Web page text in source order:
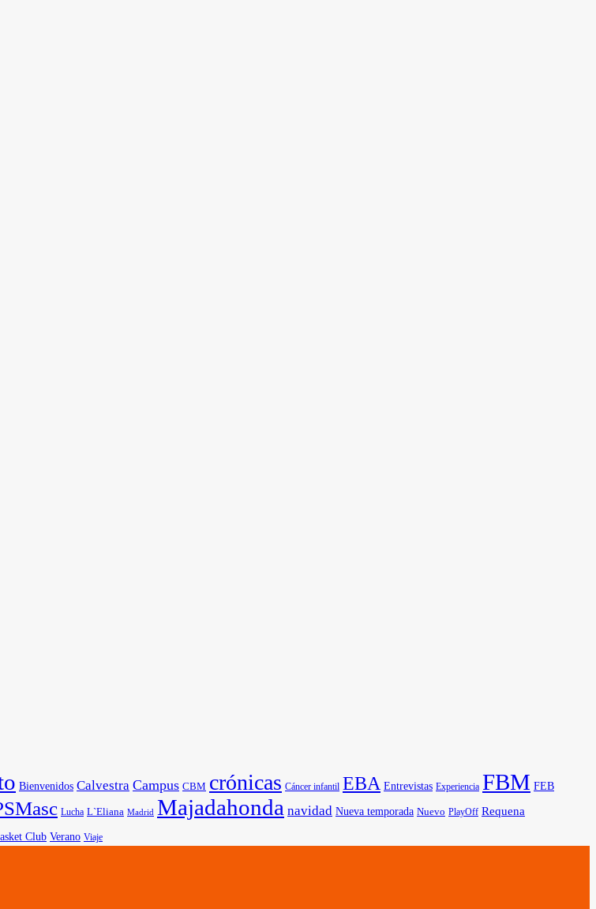
Bienvenidos Calvestra Campus CBM crónicas Cáncer infantil EBA Entrevistas Experiencia FBM FEB
Lucha L`Eliana Madrid Majadahonda navidad Nueva temporada Nuevo PlayOff Requena
Club Verano Viaje